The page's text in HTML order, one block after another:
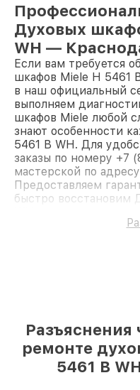
Духовых
WH —
Если вам требуется
шкафов Miele H 5461
в наш официальный
выполняем
шкафов Miele любой
знают особенности
5461 B WH. Для
заказы по номеру +7
мастерской по
Предоставляем
быстро восстановим
Разъяснения
ремонте
5461 B